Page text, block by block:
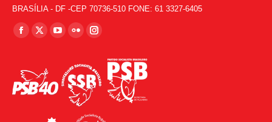
BRASÍLIA - DF -CEP 70736-510 FONE: 61 3327-6405
Encontre-nos em:
Facebook
opens
in
X
opens
in
window
YouTube
opens
in
new
window
Flickr
opens
in
new
window
Instagram
opens
in
window